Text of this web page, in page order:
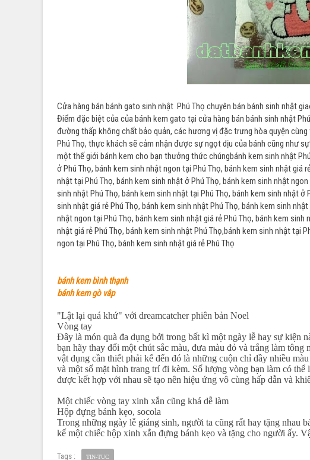
Cửa hàng bán bánh gato sinh nhật Phú Thọ chuyên bán bánh sinh nhật
Điểm đặc biệt của của bánh kem gato tại cửa hàng bán bánh sinh nhật
đường thấp không chất bảo quản, các hương vị đặc trưng hòa quyện
Phú Thọ, thực khách sẽ cảm nhận được sự ngọt dịu của bánh cũng như
một thế giới bánh kem cho bạn thưởng thức chúngbánh kem sinh nhật
ở Phú Thọ, bánh kem sinh nhật ngon tại Phú Thọ, bánh kem sinh nhật giá
nhật tại Phú Thọ, bánh kem sinh nhật ở Phú Thọ, bánh kem sinh nhật
sinh nhật Phú Thọ, bánh kem sinh nhật tại Phú Thọ, bánh kem sinh nhật
sinh nhật giá rẻ Phú Thọ, bánh kem sinh nhật Phú Thọ, bánh kem sinh
nhật ngon tại Phú Thọ, bánh kem sinh nhật giá rẻ Phú Thọ, bánh kem
nhật giá rẻ Phú Thọ, bánh kem sinh nhật Phú Thọ,bánh kem sinh nhật tại
ngon tại Phú Thọ, bánh kem sinh nhật giá rẻ Phú Thọ
bánh kem bình thạnh
bánh kem gò vâp
"Lật lại quá khứ" với dreamcatcher phiên bản Noel
Vòng tay
Đây là món quà đa dụng bởi trong bất kì một ngày lễ hay sự kiện
bạn hãy thay đổi một chút sắc màu, đưa màu đỏ và trắng làm
vật dụng cần thiết phải kể đến đó là những cuộn chỉ dầy nhiều
và một số mặt hình trang trí đi kèm. Số lượng vòng bạn làm có
được kết hợp với nhau sẽ tạo nên hiệu ứng vô cùng hấp dẫn và
Một chiếc vòng tay xinh xắn cũng khá dễ làm
Hộp đựng bánh kẹo, socola
Trong những ngày lễ giáng sinh, người ta cũng rất hay tặng nhau
kế một chiếc hộp xinh xắn đựng bánh kẹo và tặng cho người ấy.
Tags : TIN-TUC